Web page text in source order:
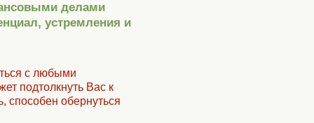
делами
устремления и
с любыми
подтолкнуть Вас к
способен обернуться